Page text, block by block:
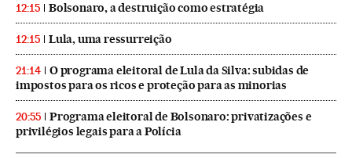
12:15 Bolsonaro, a destruição como estratégia
12:15 Lula, uma ressurreição
21:14
O programa eleitoral de Lula da Silva: subidas de
impostos para os ricos e proteção para as minorias
20:55
Programa eleitoral de Bolsonaro: privatizações e
privilégios legais para a Polícia